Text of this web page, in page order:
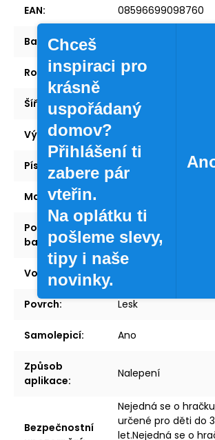
EAN: 08596699098760
Barva:
Rozměr: 30 × 40 mm
Šířka: 30 mm
Výška:
Písmo Tučné
Materiál:
Počet kusů v
balení:
1 ks
Voděodolná
Povrch: Lesk
Samolepicí: Ano
Způsob
aplikace:
Nalepení
Bezpečnostní
Nejedná se o
určené pro děti do 3
let.Nejedná se o
Chceš
inspiraci pro
krásně
uspořádaný
domov?
Přihlášení ti
zabere pár
vteřin.
Na oplátku ti
pošleme slevy,
tipy i naše
novinky.